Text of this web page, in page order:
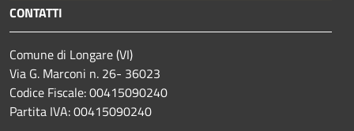
CONTATTI
Comune di Longare (VI)
Via G. Marconi n. 26- 36023
Codice Fiscale: 00415090240
Partita IVA: 00415090240